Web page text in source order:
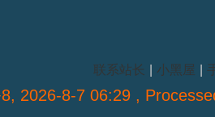
联系站长 小黑屋
2026-8-7 06:29 ,